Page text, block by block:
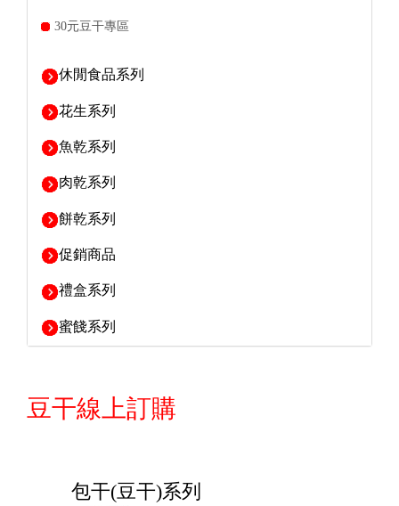
30元豆干專區
休閒食品系列
花生系列
魚乾系列
肉乾系列
餅乾系列
促銷商品
禮盒系列
蜜餞系列
豆干線上訂購
包干(豆干)系列